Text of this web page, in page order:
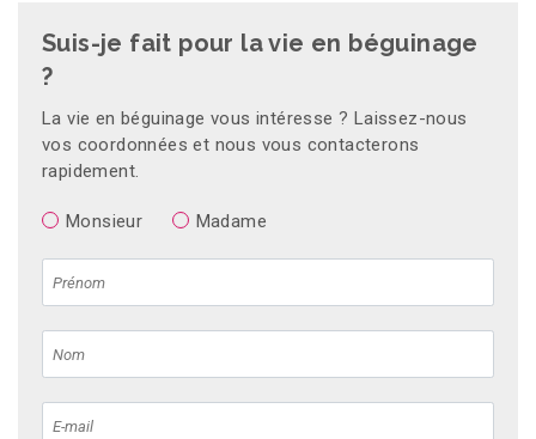
Suis-je fait pour la vie en béguinage
?
La vie en béguinage vous intéresse ? Laissez-nous
vos coordonnées et nous vous contacterons
rapidement.
Monsieur Madame